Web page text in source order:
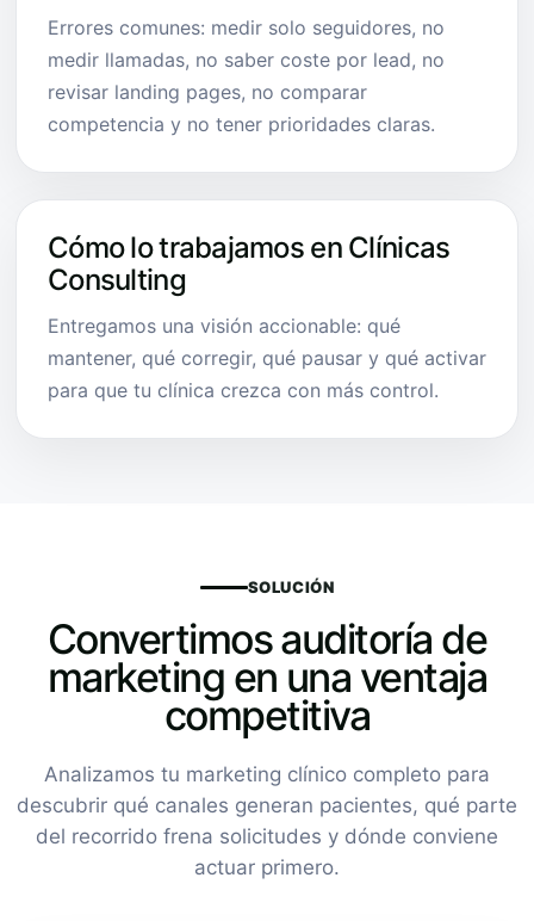
Errores comunes: medir solo seguidores, no
medir llamadas, no saber coste por lead, no
revisar landing pages, no comparar
competencia y no tener prioridades claras.
Cómo lo trabajamos en Clínicas
Consulting
Entregamos una visión accionable: qué
mantener, qué corregir, qué pausar y qué activar
para que tu clínica crezca con más control.
SOLUCIÓN
Convertimos auditoría de
marketing en una ventaja
competitiva
Analizamos tu marketing clínico completo para
descubrir qué canales generan pacientes, qué parte
del recorrido frena solicitudes y dónde conviene
actuar primero.